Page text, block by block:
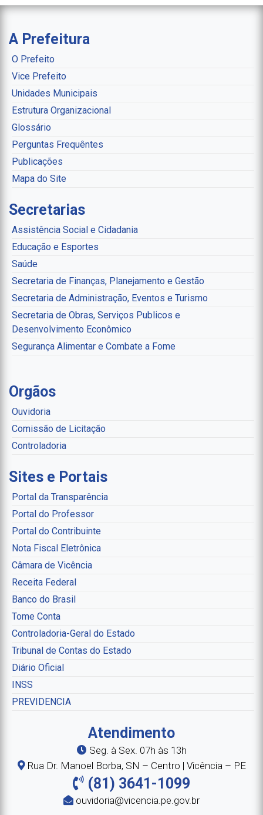
A Prefeitura
O Prefeito
Vice Prefeito
Unidades Municipais
Estrutura Organizacional
Glossário
Perguntas Frequêntes
Publicações
Mapa do Site
Secretarias
Assistência Social e Cidadania
Educação e Esportes
Saúde
Secretaria de Finanças, Planejamento e Gestão
Secretaria de Administração, Eventos e Turismo
Secretaria de Obras, Serviços Publicos e
Desenvolvimento Econômico
Segurança Alimentar e Combate a Fome
Orgãos
Ouvidoria
Comissão de Licitação
Controladoria
Sites e Portais
Portal da Transparência
Portal do Professor
Portal do Contribuinte
Nota Fiscal Eletrônica
Câmara de Vicência
Receita Federal
Banco do Brasil
Tome Conta
Controladoria-Geral do Estado
Tribunal de Contas do Estado
Diário Oficial
INSS
PREVIDENCIA
Atendimento
Seg. à Sex. 07h às 13h
Rua Dr. Manoel Borba, SN – Centro | Vicência – PE
(81) 3641-1099
ouvidoria@vicencia.pe.gov.br